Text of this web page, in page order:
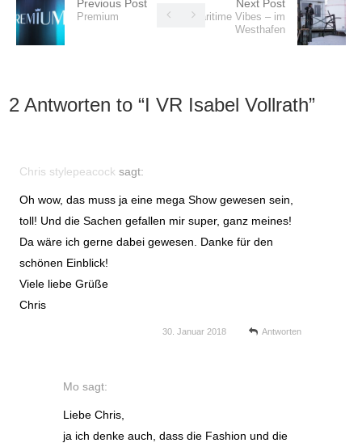
Previous Post
Premium
Next Post
Maritime Vibes – im
Westhafen
2 Antworten to “I VR Isabel Vollrath”
Chris stylepeacock sagt:
Oh wow, das muss ja eine mega Show gewesen sein,
toll! Und die Sachen gefallen mir super, ganz meines!
Da wäre ich gerne dabei gewesen. Danke für den
schönen Einblick!
Viele liebe Grüße
Chris
30. Januar 2018 Antworten
Mo sagt:
Liebe Chris,
ja ich denke auch, dass die Fashion und die